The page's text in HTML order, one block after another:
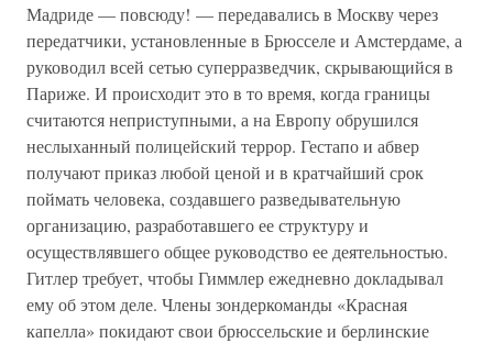
Мадриде — повсюду! — передавались в Москву через
передатчики, установленные в Брюсселе и Амстердаме, а
руководил всей сетью суперразведчик, скрывающийся в
Париже. И происходит это в то время, когда границы
считаются неприступными, а на Европу обрушился
неслыханный полицейский террор. Гестапо и абвер
получают приказ любой ценой и в кратчайший срок
поймать человека, создавшего разведывательную
организацию, разработавшего ее структуру и
осуществлявшего общее руководство ее деятельностью.
Гитлер требует, чтобы Гиммлер ежедневно докладывал
ему об этом деле. Члены зондеркоманды «Красная
капелла» покидают свои брюссельские и берлинские